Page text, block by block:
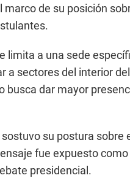
de su posición
limita a una sede
a sectores del interior
busca dar mayor
su postura sobre
fue expuesto
presidencial.